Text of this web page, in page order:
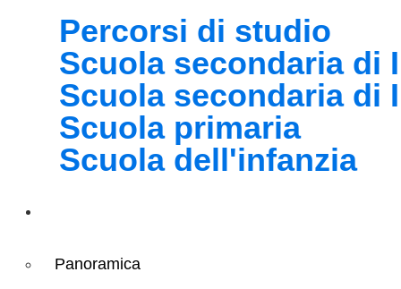
Percorsi di studio
Scuola secondaria di
Scuola secondaria di
Scuola primaria
Scuola dell'infanzia
Panoramica